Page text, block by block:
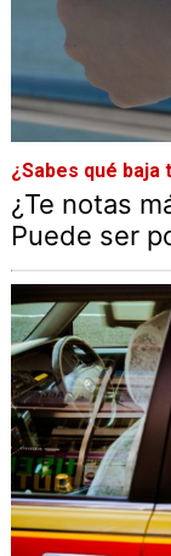
¿Sabes qué baja
¿Te notas
Puede ser